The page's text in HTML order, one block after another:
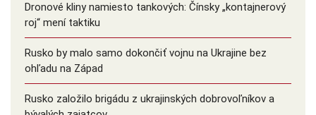
Dronové kliny namiesto tankových: Čínsky ️„kontajnerový
roj“ mení taktiku
Rusko by malo samo dokončiť vojnu na Ukrajine bez
ohľadu na Západ
Rusko založilo brigádu z ukrajinských dobrovoľníkov a